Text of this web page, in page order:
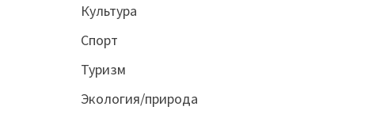
Культура
Спорт
Туризм
Экология/природа